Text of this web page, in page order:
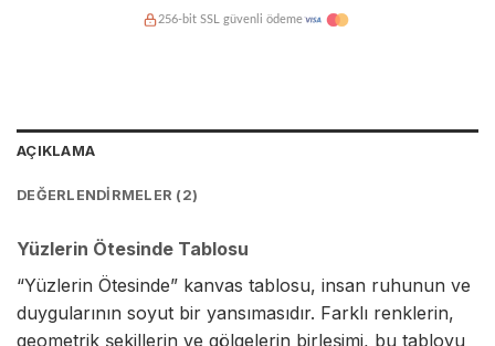
Kredi kartına taksit imkanı256-bit SSL güvenli ödeme
AÇIKLAMA
DEĞERLENDIRMELER (2)
Yüzlerin Ötesinde Tablosu
“Yüzlerin Ötesinde” kanvas tablosu, insan ruhunun ve
duygularının soyut bir yansımasıdır. Farklı renklerin,
geometrik şekillerin ve gölgelerin birleşimi, bu tabloyu